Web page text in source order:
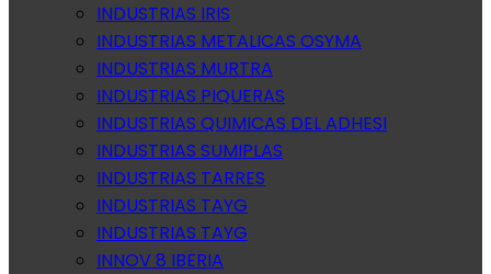
INDUSTRIAS IRIS
INDUSTRIAS METALICAS OSYMA
INDUSTRIAS MURTRA
INDUSTRIAS PIQUERAS
INDUSTRIAS QUIMICAS DEL ADHESI
INDUSTRIAS SUMIPLAS
INDUSTRIAS TARRES
INDUSTRIAS TAYG
INDUSTRIAS TAYG
INNOV 8 IBERIA